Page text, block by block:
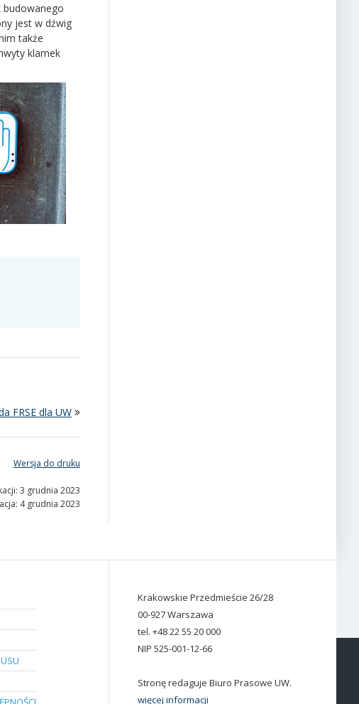
budowanego
jest w dźwig
także
klamek
FRSE dla UW
Wersja do druku
3 grudnia 2023
4 grudnia 2023
Krakowskie Przedmieście 26/28
00-927 Warszawa
tel. +48 22 55 20 000
NIP 525-001-12-66
Stronę redaguje Biuro Prasowe UW.
więcej informacji